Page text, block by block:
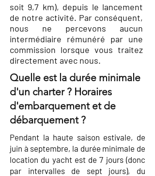
soit 9,7 km), depuis le lancement
de notre activité. Par conséquent,
nous ne percevons aucun
intermédiaire rémunéré par une
commission lorsque vous traitez
directement avec nous.
Quelle est la durée minimale
d'un charter ? Horaires
d'embarquement et de
débarquement ?
Pendant la haute saison estivale, de
juin à septembre, la durée minimale de
location du yacht est de 7 jours (donc
par intervalles de sept jours), du